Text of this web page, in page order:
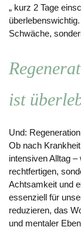
„ kurz 2 Tage
Schwäche,
ist
Und:
Ob nach
intensiven Alltag
rechtfertigen,
Achtsamkeit und
essenziell für
reduzieren, das
und mentaler